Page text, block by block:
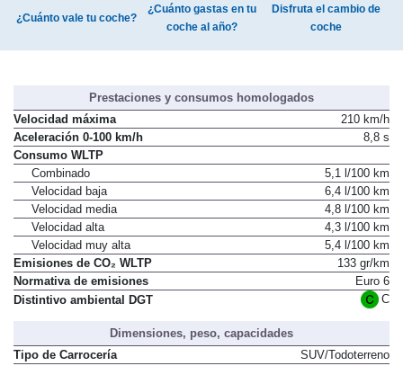
¿Cuánto gastas en tu
Disfruta el cambio de
Prestaciones y consumos homologados
Velocidad máxima
210 km/h
Aceleración 0-100 km/h
Consumo WLTP
Combinado
5,1 l/100 km
Velocidad baja
6,4 l/100 km
Velocidad media
4,8 l/100 km
Velocidad alta
4,3 l/100 km
Velocidad muy alta
5,4 l/100 km
Emisiones de CO₂ WLTP
133 gr/km
Normativa de emisiones
Euro 6
Dimensiones, peso, capacidades